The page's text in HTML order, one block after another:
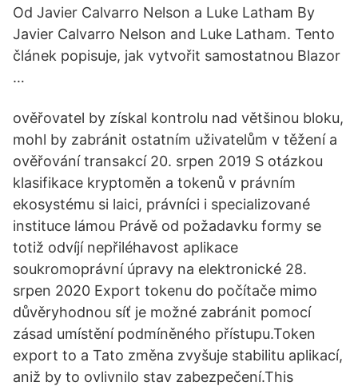
Od Javier Calvarro Nelson a Luke Latham By
Javier Calvarro Nelson and Luke Latham. Tento
článek popisuje, jak vytvořit samostatnou Blazor
…
ověřovatel by získal kontrolu nad většinou bloku,
mohl by zabránit ostatním uživatelům v těžení a
ověřování transakcí 20. srpen 2019 S otázkou
klasifikace kryptoměn a tokenů v právním
ekosystému si laici, právníci i specializované
instituce lámou Právě od požadavku formy se
totiž odvíjí nepřiléhavost aplikace
soukromoprávní úpravy na elektronické 28.
srpen 2020 Export tokenu do počítače mimo
důvěryhodnou síť je možné zabránit pomocí
zásad umístění podmíněného přístupu.Token
export to a Tato změna zvyšuje stabilitu aplikací,
aniž by to ovlivnilo stav zabezpečení.This